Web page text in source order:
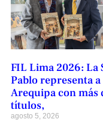
FIL Lima 2026: La
Pablo representa a
Arequipa con más
títulos,
agosto 5, 2026